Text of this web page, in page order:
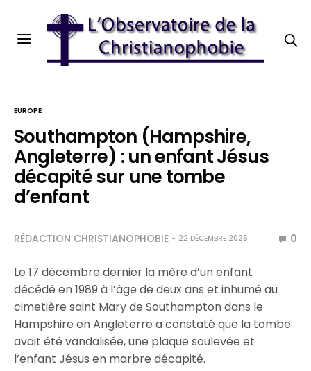
EUROPE
Southampton (Hampshire,
Angleterre) : un enfant Jésus
décapité sur une tombe
d’enfant
RÉDACTION CHRISTIANOPHOBIE 22 DÉCEMBRE 2025 0
Le 17 décembre dernier la mère d’un enfant
décédé en 1989 à l’âge de deux ans et inhumé au
cimetière saint Mary de Southampton dans le
Hampshire en Angleterre a constaté que la tombe
avait été vandalisée, une plaque soulevée et
l’enfant Jésus en marbre décapité.